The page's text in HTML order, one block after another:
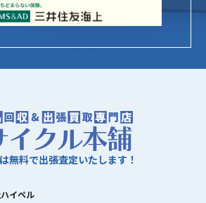
無料で出張査定いたします！
イペル